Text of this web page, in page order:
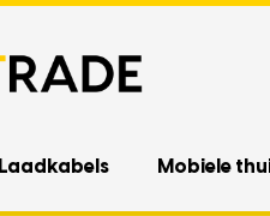
Laadkabels Mobiele